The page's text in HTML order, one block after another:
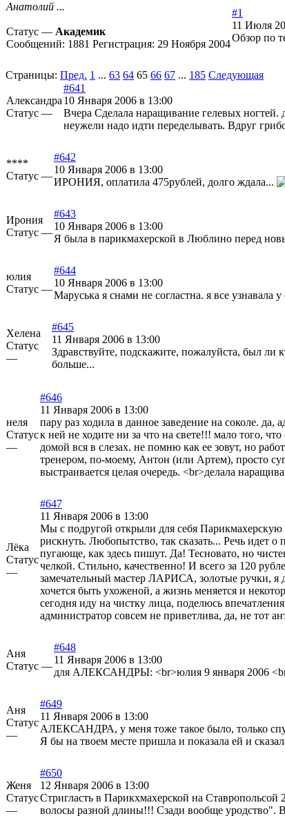
Анатолий ...
Статус — Академик
Сообщений: 1881 Регистрация: 29 Ноября 2004
#1
11 Июля
Обзор по
Страницы: Пред. 1 ... 63 64 65 66 67 ... 185 Следующая
Александра
Статус —
#641
10 Января 2006 в 13:00
Вчера Сделала наращивание гелевых
неужели надо идти переделывать. Вдруг
****
Статус —
#642
10 Января 2006 в 13:00
ИРОНИЯ, оплатила 475рублей, долго ждала...
Ирония
Статус —
#643
10 Января 2006 в 13:00
Я была в парикмахерской в Люблино перед
юлия
Статус —
#644
10 Января 2006 в 13:00
Маруська я снами не согластна. я все узнавала
Хелена
Статус
—
#645
11 Января 2006 в 13:00
Здравствуйте, подскажите, пожалуйста, был ли
больше...
неля
Статус
—
#646
11 Января 2006 в 13:00
пару раз ходила в данное заведение на соколе.
к ней не ходите ни за что на свете!!! мало того,
домой вся в слезах. не помню как ее зовут, но
тренером, по-моему, Антон (или Артем), просто
выстраивается целая очередь. <br>делала
Лёка
Статус
—
#647
11 Января 2006 в 13:00
Мы с подругой открыли для себя
рискнуть. Любопытство, так сказать... Речь
пугающе, как здесь пишут. Да! Тесновато, но
челкой. Стильно, качественно! И всего за 120
замечательный мастер ЛАРИСА, золотые ручки, я
хочется быть ухоженой, а жизнь меняется и
сегодня иду на чистку лица, поделюсь
администратор совсем не приветлива, да, не тот
Аня
Статус —
#648
11 Января 2006 в 13:00
для АЛЕКСАНДРЫ: <br>юлия 9 января 2006
Аня
Статус
—
#649
11 Января 2006 в 13:00
АЛЕКСАНДРА, у меня тоже такое было, только
Я бы на твоем месте пришла и показала ей и
Женя
Статус
—
#650
12 Января 2006 в 13:00
Стригласть в Парикхмахерской на Ставропольсой
волосы разной длины!!! Сзади вообще уродство".